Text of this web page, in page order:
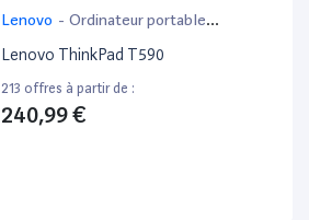
Lenovo - Ordinateur portable
bureautique
Lenovo ThinkPad T590
213 offres à partir de :
240,99 €